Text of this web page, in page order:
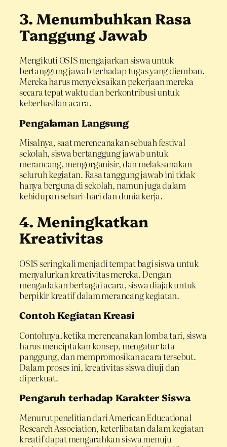
3. Menumbuhkan Rasa
Tanggung Jawab
Mengikuti OSIS mengajarkan siswa untuk
bertanggung jawab terhadap tugas yang diemban.
Mereka harus menyelesaikan pekerjaan mereka
secara tepat waktu dan berkontribusi untuk
keberhasilan acara.
Pengalaman Langsung
Misalnya, saat merencanakan sebuah festival
sekolah, siswa bertanggung jawab untuk
merancang, mengorganisir, dan melaksanakan
seluruh kegiatan. Rasa tanggung jawab ini tidak
hanya berguna di sekolah, namun juga dalam
kehidupan sehari-hari dan dunia kerja.
4. Meningkatkan
Kreativitas
OSIS seringkali menjadi tempat bagi siswa untuk
menyalurkan kreativitas mereka. Dengan
mengadakan berbagai acara, siswa diajak untuk
berpikir kreatif dalam merancang kegiatan.
Contoh Kegiatan Kreasi
Contohnya, ketika merencanakan lomba tari, siswa
harus menciptakan konsep, mengatur tata
panggung, dan mempromosikan acara tersebut.
Dalam proses ini, kreativitas siswa diuji dan
diperkuat.
Pengaruh terhadap Karakter Siswa
Menurut penelitian dari American Educational
Research Association, keterlibatan dalam kegiatan
kreatif dapat mengarahkan siswa menuju